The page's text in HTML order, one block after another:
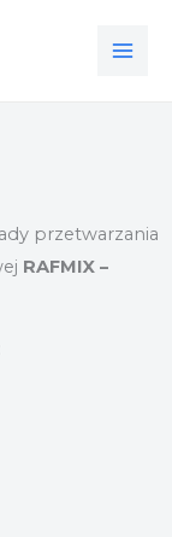
przetwarzania
RAFMIX –